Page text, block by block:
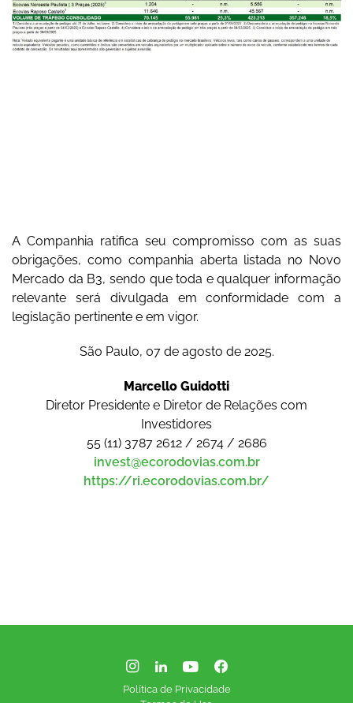
A Companhia ratifica seu compromisso com as suas
obrigações, como companhia aberta listada no Novo
Mercado da B3, sendo que toda e qualquer informação
relevante será divulgada em conformidade com a
legislação pertinente e em vigor.
São Paulo, 07 de agosto de 2025.
Marcello Guidotti
Diretor Presidente e Diretor de Relações com
Investidores
55 (11) 3787 2612 / 2674 / 2686
invest@ecorodovias.com.br
https://ri.ecorodovias.com.br/
Política de Privacidade